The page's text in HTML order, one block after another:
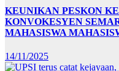
KEUNIKAN PESKON
KONVOKESYEN
MAHASISWA
14/11/2025